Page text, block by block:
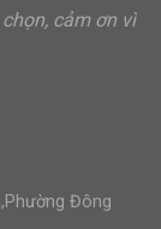
cảm ơn vì
Đông